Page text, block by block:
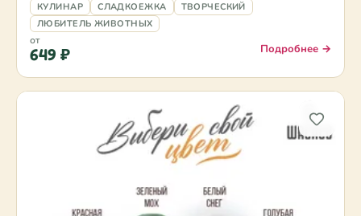
КУЛИНАР СЛАДКОЕЖКА
ТВОРЧЕСКИЙ
ЛЮБИТЕЛЬ ЖИВОТНЫХ
от
649 ₽ Подробнее →